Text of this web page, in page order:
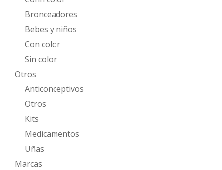
Bronceadores
Bebes y niños
Con color
Sin color
Otros
Anticonceptivos
Otros
Kits
Medicamentos
Uñas
Marcas